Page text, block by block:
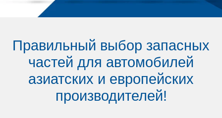
Правильный выбор запасных
частей для автомобилей
азиатских и европейских
производителей!